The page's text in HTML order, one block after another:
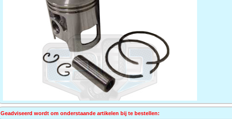
Geadviseerd wordt om onderstaande artikelen bij te bestellen: